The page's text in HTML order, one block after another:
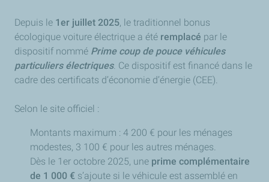
Depuis le 1er juillet 2025, le traditionnel bonus
écologique voiture électrique a été remplacé par le
dispositif nommé Prime coup de pouce véhicules
particuliers électriques. Ce dispositif est financé dans le
cadre des certificats d’économie d’énergie (CEE).
Selon le site officiel :
Montants maximum : 4 200 € pour les ménages
modestes, 3 100 € pour les autres ménages.
Dès le 1er octobre 2025, une prime complémentaire
de 1 000 € s’ajoute si le véhicule est assemblé en